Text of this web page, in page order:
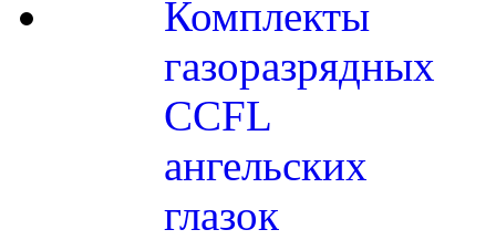
Комплекты
газоразрядных
CCFL
ангельских
глазок